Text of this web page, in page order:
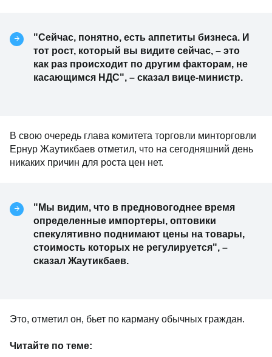
"Сейчас, понятно, есть аппетиты бизнеса. И
тот рост, который вы видите сейчас, – это
как раз происходит по другим факторам, не
касающимся НДС", – сказал вице-министр.
В свою очередь глава комитета торговли минторговли
Ернур Жаутикбаев отметил, что на сегодняшний день
никаких причин для роста цен нет.
"Мы видим, что в предновогоднее время
определенные импортеры, оптовики
спекулятивно поднимают цены на товары,
стоимость которых не регулируется", –
сказал Жаутикбаев.
Это, отметил он, бьет по карману обычных граждан.
Читайте по теме: